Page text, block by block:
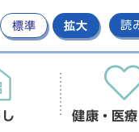
標準 拡大 読
健康・医